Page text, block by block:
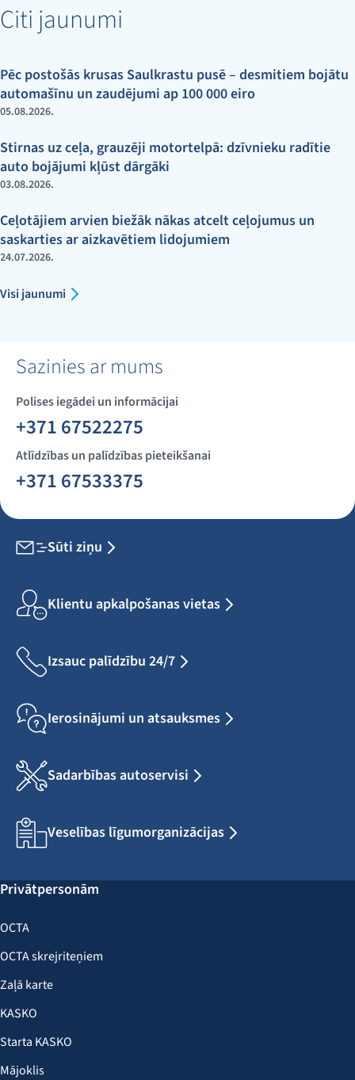
Citi jaunumi
Pēc postošās krusas Saulkrastu pusē – desmitiem bojātu
automašīnu un zaudējumi ap 100 000 eiro
05.08.2026.
Stirnas uz ceļa, grauzēji motortelpā: dzīvnieku radītie
auto bojājumi kļūst dārgāki
03.08.2026.
Ceļotājiem arvien biežāk nākas atcelt ceļojumus un
saskarties ar aizkavētiem lidojumiem
24.07.2026.
Visi jaunumi
Sazinies ar mums
Polises iegādei un informācijai
+371 67522275
Atlīdzības un palīdzības pieteikšanai
+371 67533375
Sūti ziņu
Klientu apkalpošanas vietas
Izsauc palīdzību 24/7
Ierosinājumi un atsauksmes
Sadarbības autoservisi
Veselības līgumorganizācijas
Privātpersonām
OCTA
OCTA skrejriteņiem
Zaļā karte
KASKO
Starta KASKO
Mājoklis